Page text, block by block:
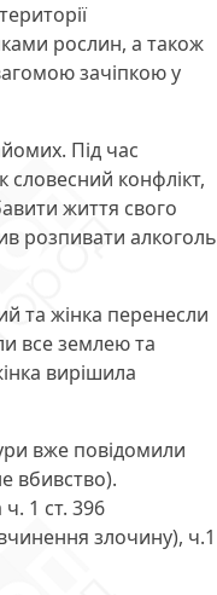
рослин, а також
зачіпкою у
Під час
конфлікт,
життя свого
розпивати алкоголь
та жінка перенесли
все землею та
вирішила
вже повідомили
вбивство).
1 ст. 396
злочину), ч.1